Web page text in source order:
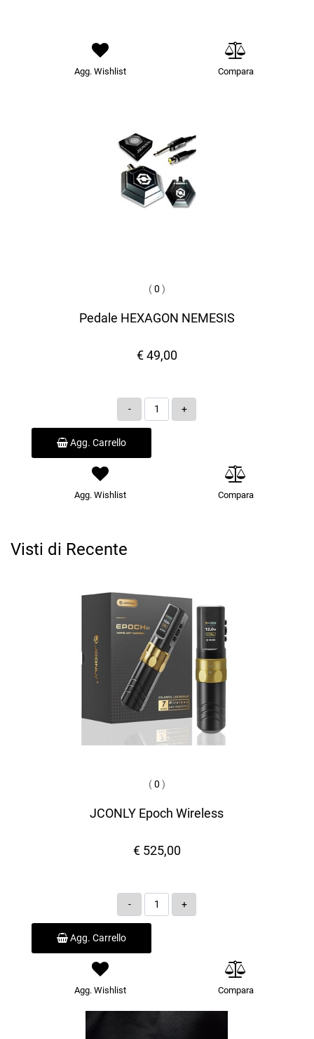
Agg. Wishlist Compara
(0 )
Pedale HEXAGON NEMESIS
€ 49,00
Quantità
Agg. Carrello
Agg. Wishlist Compara
Visti di Recente
(0 )
JCONLY Epoch Wireless
€ 525,00
Quantità
Agg. Carrello
Agg. Wishlist Compara